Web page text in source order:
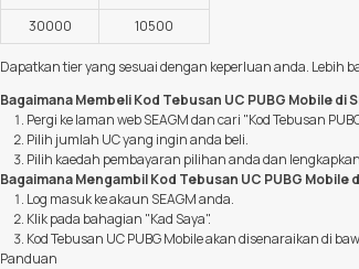
30000
10500
Dapatkan tier yang sesuai dengan keperluan anda. Lebih
Bagaimana Membeli Kod Tebusan UC PUBG Mobile di
Pergi ke laman web SEAGM dan cari "Kod Tebusan
Pilih jumlah UC yang ingin anda beli.
Pilih kaedah pembayaran pilihan anda dan
Bagaimana Mengambil Kod Tebusan UC PUBG Mobile
Log masuk ke akaun SEAGM anda.
Klik pada bahagian "Kad Saya".
Kod Tebusan UC PUBG Mobile akan disenaraikan di
Panduan